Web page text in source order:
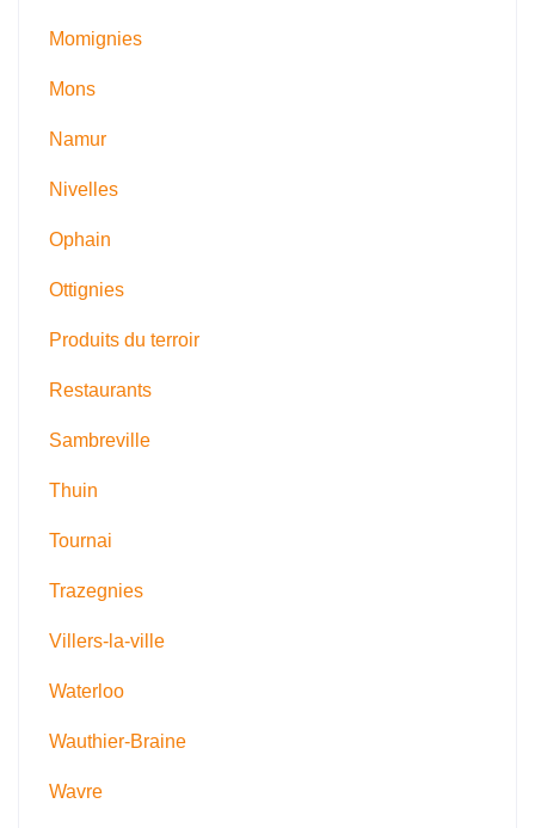
Momignies
Mons
Namur
Nivelles
Ophain
Ottignies
Produits du terroir
Restaurants
Sambreville
Thuin
Tournai
Trazegnies
Villers-la-ville
Waterloo
Wauthier-Braine
Wavre